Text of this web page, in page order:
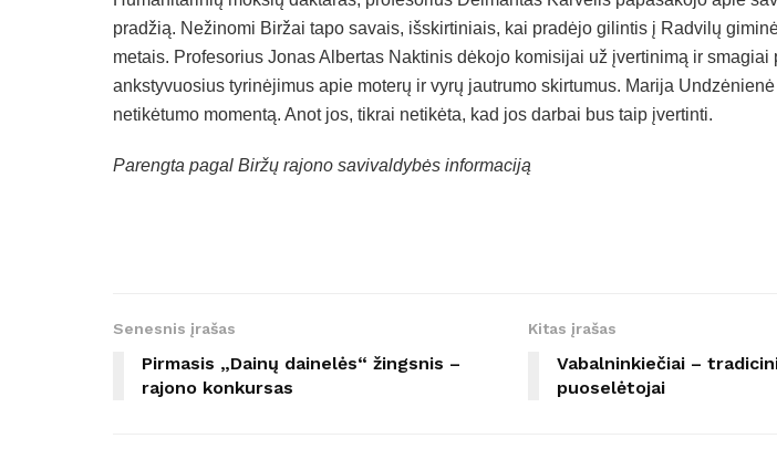
pradžią. Nežinomi Biržai tapo savais, išskirtiniais, kai pradėjo gilintis į Radvilų
metais. Profesorius Jonas Albertas Naktinis dėkojo komisijai už įvertinimą ir smagiai
ankstyvuosius tyrinėjimus apie moterų ir vyrų jautrumo skirtumus. Marija
netikėtumo momentą. Anot jos, tikrai netikėta, kad jos darbai bus taip įvertinti.
Parengta pagal Biržų rajono savivaldybės informaciją
Senesnis įrašas
Pirmasis „Dainų dainelės“ žingsnis –
rajono konkursas
Kitas įrašas
Vabalninkiečiai –
puoselėtojai